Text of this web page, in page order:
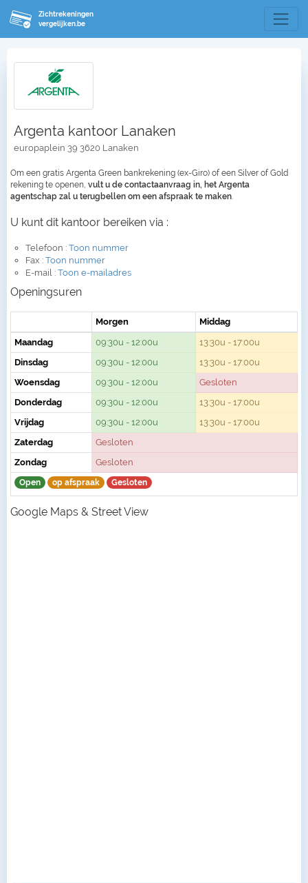
Zichtrekeningen
vergelijken.be
Argenta kantoor Lanaken
europaplein 39 3620 Lanaken
Om een gratis Argenta Green bankrekening (ex-Giro) of een Silver of Gold
rekening te openen, vult u de contactaanvraag in, het Argenta
agentschap zal u terugbellen om een afspraak te maken
U kunt dit kantoor bereiken via :
Telefoon : Toon nummer
Fax : Toon nummer
E-mail : Toon e-mailadres
Openingsuren
Morgen
Middag
Maandag
09:30u - 12:00u
13:30u - 17:00u
Dinsdag
09:30u - 12:00u
13:30u - 17:00u
Woensdag
09:30u - 12:00u
Gesloten
Donderdag
09:30u - 12:00u
13:30u - 17:00u
Vrijdag
09:30u - 12:00u
13:30u - 17:00u
Zaterdag
Gesloten
Zondag
Gesloten
Open op afspraak Gesloten
Google Maps & Street View